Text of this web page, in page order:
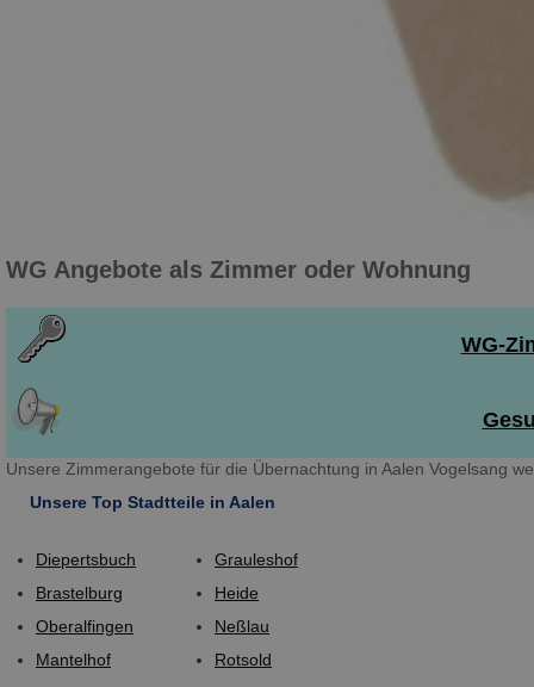
WG Angebote als Zimmer oder Wohnung
WG-
Unsere Zimmerangebote für die Übernachtung in Aalen Vogelsang
Unsere Top Stadtteile in Aalen
Diepertsbuch
Brastelburg
Oberalfingen
Mantelhof
Grauleshof
Heide
Neßlau
Rotsold